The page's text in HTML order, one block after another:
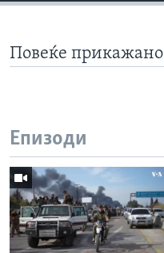
Повеќе прикажано
Епизоди